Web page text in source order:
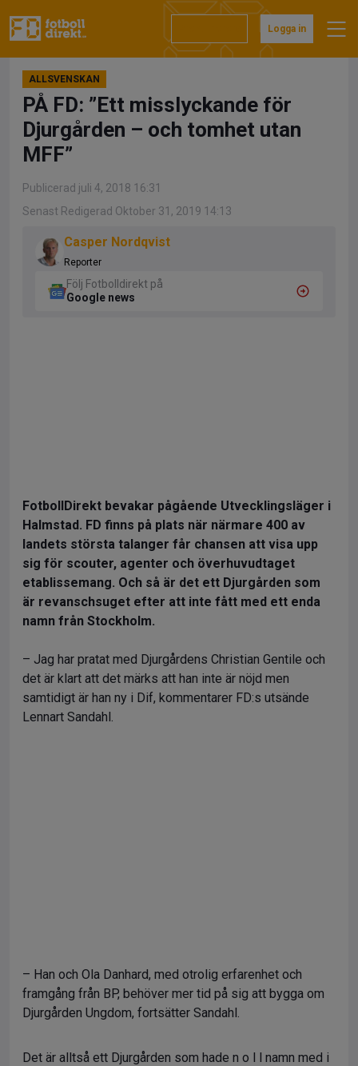
till
Logga in
ALLSVENSKAN
PÅ FD: ”Ett misslyckande för
Djurgården – och tomhet utan
MFF”
Publicerad juli 4, 2018 16:31
Senast Redigerad Oktober 31, 2019 14:13
Casper Nordqvist
Reporter
Följ Fotbolldirekt på
Google news
FotbollDirekt bevakar pågående Utvecklingsläger i
Halmstad. FD finns på plats när närmare 400 av
landets största talanger får chansen att visa upp
sig för scouter, agenter och överhuvudtaget
etablissemang. Och så är det ett Djurgården som
är revanschsuget efter att inte fått med ett enda
namn från Stockholm.
– Jag har pratat med Djurgårdens Christian Gentile och
det är klart att det märks att han inte är nöjd men
samtidigt är han ny i Dif, kommentarer FD:s utsände
Lennart Sandahl.
– Han och Ola Danhard, med otrolig erfarenhet och
framgång från BP, behöver mer tid på sig att bygga om
Djurgården Ungdom, fortsätter Sandahl.
Det är alltså ett Djurgården som hade n o l l namn med i